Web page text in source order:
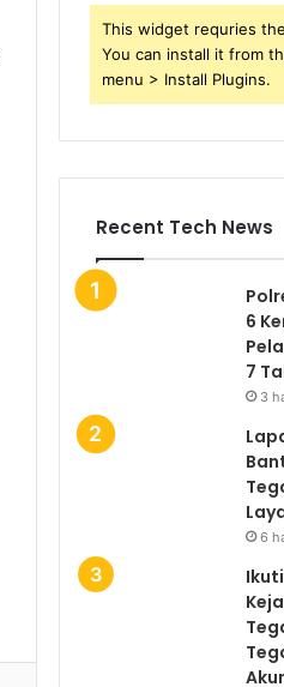
This widget requries
You can install it from
menu > Install Plugins.
Recent Tech News
6
7
3
6